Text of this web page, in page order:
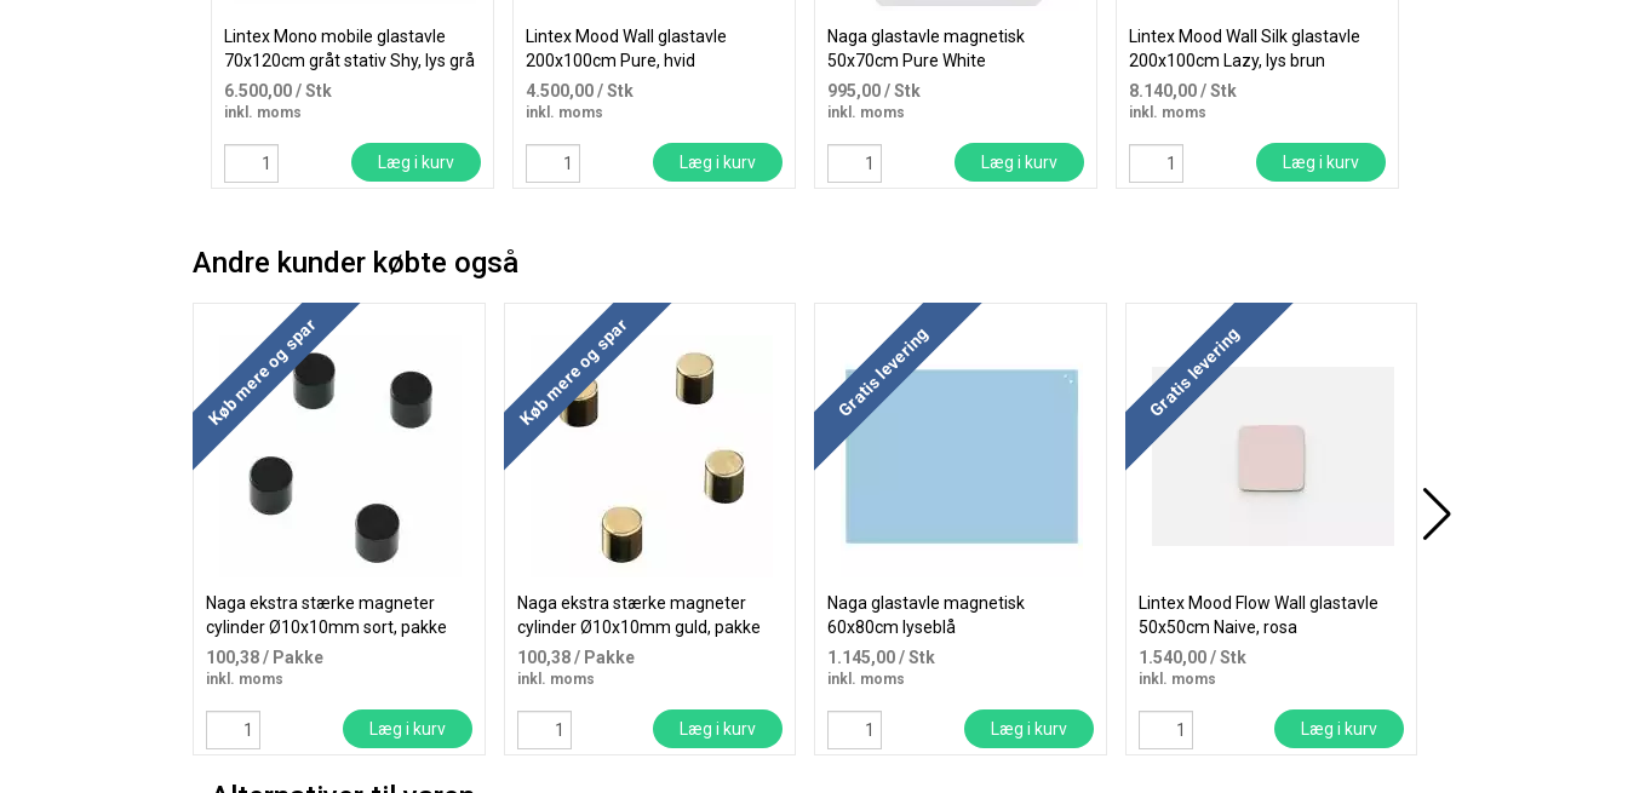
Lintex Mono mobile glastavle
70x120cm gråt stativ Shy, lys grå
6.500,00/ Stk
inkl. moms
Læg i kurv
Lintex Mood Wall glastavle
200x100cm Pure, hvid
4.500,00/ Stk
inkl. moms
Læg i kurv
Naga glastavle magnetisk
50x70cm Pure White
995,00/ Stk
inkl. moms
Læg i kurv
Lintex Mood Wall Silk glastavle
200x100cm Lazy, lys brun
8.140,00/ Stk
inkl. moms
Læg i kurv
Andre kunder købte også
Køb mere og spar
Naga ekstra stærke magneter
cylinder Ø10x10mm sort, pakke
med 4 stk
100,38/ Pakke
inkl. moms
Læg i kurv
Køb mere og spar
Naga ekstra stærke magneter
cylinder Ø10x10mm guld, pakke
med 4 stk
100,38/ Pakke
inkl. moms
Læg i kurv
Køb mere og spar
Gratis levering
Naga glastavle magnetisk
60x80cm lyseblå
1.145,00/ Stk
inkl. moms
Læg i kurv
Køb mere og spar
Gratis levering
Lintex Mood Flow Wall glastavle
50x50cm Naive, rosa
1.540,00/ Stk
inkl. moms
Læg i kurv